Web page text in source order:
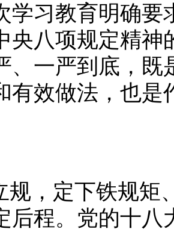
学习教育明确
央八项规定精
、一严到底，既
有效做法，也
规，定下铁规矩
后程。党的十